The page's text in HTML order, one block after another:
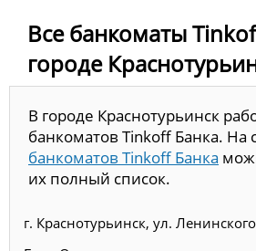
Все банкоматы
городе
В городе Краснотурьинск
банкоматов Tinkoff Банка. На
банкоматов Tinkoff Банка
их полный список.
г. Краснотурьинск, ул.